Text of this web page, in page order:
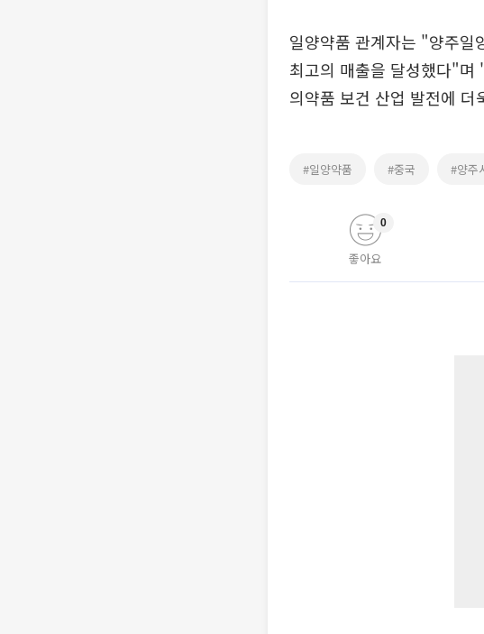
일양약품 관계자는 "양주일
최고의 매출을 달성했다"며
의약품 보건 산업 발전에
#일양약품 #중국 #양주
좋아요
0